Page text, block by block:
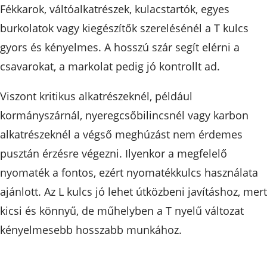
Fékkarok, váltóalkatrészek, kulacstartók, egyes
burkolatok vagy kiegészítők szerelésénél a T kulcs
gyors és kényelmes. A hosszú szár segít elérni a
csavarokat, a markolat pedig jó kontrollt ad.
Viszont kritikus alkatrészeknél, például
kormányszárnál, nyeregcsőbilincsnél vagy karbon
alkatrészeknél a végső meghúzást nem érdemes
pusztán érzésre végezni. Ilyenkor a megfelelő
nyomaték a fontos, ezért nyomatékkulcs használata
ajánlott. Az L kulcs jó lehet útközbeni javításhoz, mert
kicsi és könnyű, de műhelyben a T nyelű változat
kényelmesebb hosszabb munkához.